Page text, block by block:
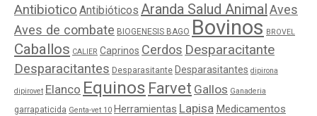
Antibiotico Antibióticos Aranda Salud AnimalAves
Aves de combate BIOGENESIS BAGO Bovinos BROVEL
Caballos CALIER Caprinos Cerdos Desparacitante
Desparacitantes Desparasitante Desparasitantes dipirona
dipirovet Elanco Equinos Farvet Gallos Ganaderia
garrapaticida Genta-vet 10 Herramientas Lapisa Medicamentos